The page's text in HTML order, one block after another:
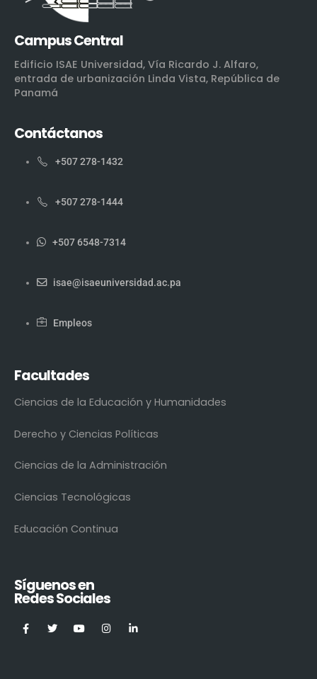
Campus Central
Edificio ISAE Universidad, Vía Ricardo J. Alfaro,
entrada de urbanización Linda Vista, República de
Panamá
Contáctanos
+507 278-1432
+507 278-1444
+507 6548-7314
isae@isaeuniversidad.ac.pa
Empleos
Facultades
Ciencias de la Educación y Humanidades
Derecho y Ciencias Políticas
Ciencias de la Administración
Ciencias Tecnológicas
Educación Continua
Síguenos en
Redes Sociales